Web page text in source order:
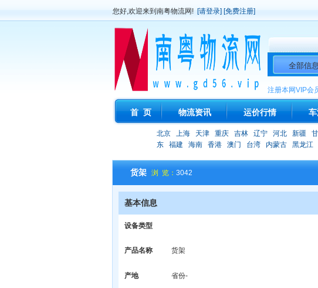
您好,欢迎来到南粤物流网! [请登录] [免费注册]
注册本网VIP会
首 页 物流资讯 运价行情
北京 上海 天津 重庆 吉林 辽宁 河北 新疆
东
福建 海南 香港 澳门 台湾 内蒙古 黑龙江
货架 浏 览： 3042
基本信息
设备类型
产品名称 货架
产地 省份-